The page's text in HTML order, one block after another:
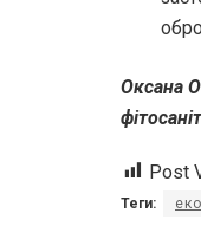
Оксана
Post
Теги: